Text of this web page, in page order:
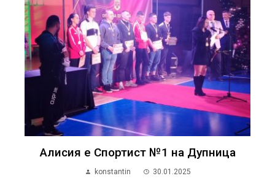
Алисия е Спортист №1 на Дупница
konstantin 30.01.2025